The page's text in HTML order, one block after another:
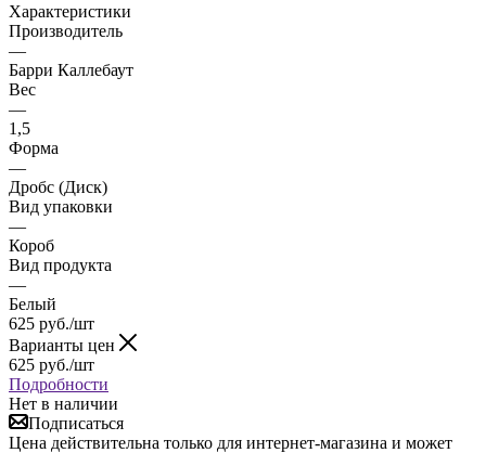
Характеристики
Производитель
—
Барри Каллебаут
Вес
—
1,5
Форма
—
Дробс (Диск)
Вид упаковки
—
Короб
Вид продукта
—
Белый
625 руб./шт
Варианты цен
625 руб./шт
Подробности
Нет в наличии
Подписаться
Цена действительна только для интернет-магазина и может